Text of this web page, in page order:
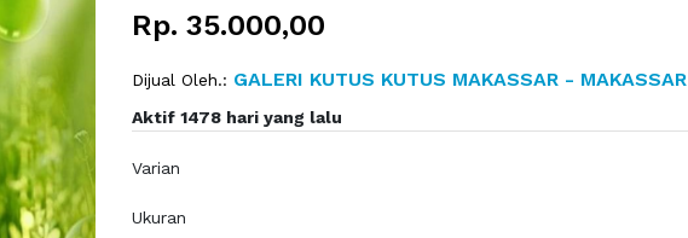
Rp. 35.000,00
Dijual Oleh.: GALERI KUTUS KUTUS MAKASSAR - MAKASSAR
Aktif 1478 hari yang lalu
Varian
Ukuran